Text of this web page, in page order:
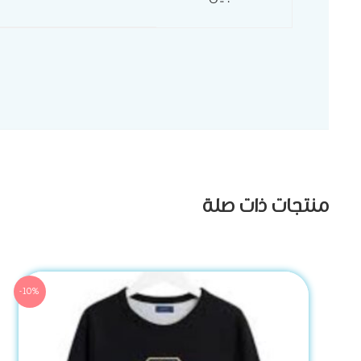
منتجات ذات صلة
-10%